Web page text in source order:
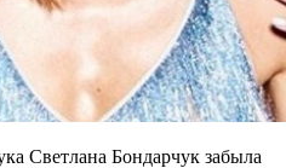
Светлана Бондарчук забыла